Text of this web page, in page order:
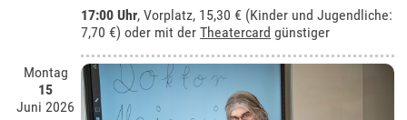
17:00 Uhr, Vorplatz, 15,30 € (Kinder und Jugendliche:
7,70 €) oder mit derTheatercard günstiger
Montag
15
Juni 2026